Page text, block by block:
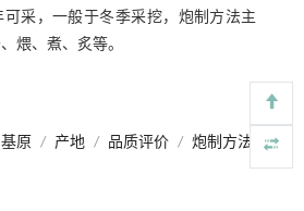
采，一般于冬季采挖，炮制方法主
煨、煮、炙等。
基原 / 产地 / 品质评价 / 炮制方法